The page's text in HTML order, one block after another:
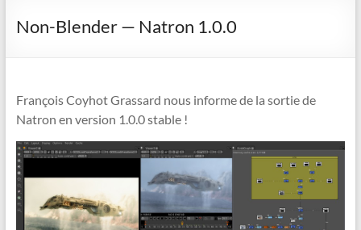
de
Non-Blender — Natron 1.0.0
François Coyhot Grassard nous informe de la sortie de
Natron en version 1.0.0 stable !